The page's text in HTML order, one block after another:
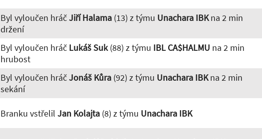
Byl vyloučen hráčJiří Halama(13) z týmu Unachara IBKna 2 min
držení
Byl vyloučen hráč Lukáš Suk(88) z týmu IBL CA$HALMU na 2 min
hrubost
Byl vyloučen hráčJonáš Kůra(92) z týmu Unachara IBKna 2 min
sekání
Branku vstřelil Jan Kolajta(8) z týmu Unachara IBK